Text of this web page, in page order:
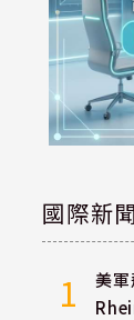
國際新
1
美